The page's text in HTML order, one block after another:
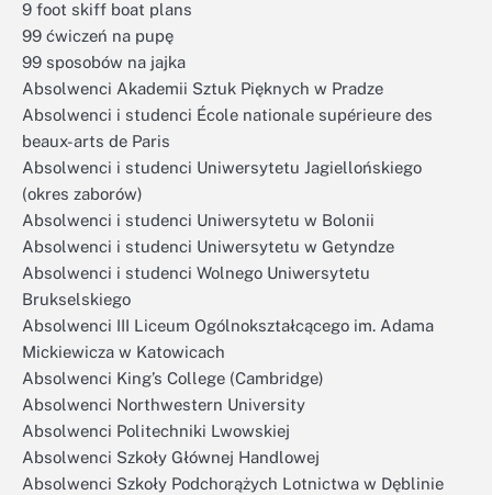
9 foot skiff boat plans
99 ćwiczeń na pupę
99 sposobów na jajka
Absolwenci Akademii Sztuk Pięknych w Pradze
Absolwenci i studenci École nationale supérieure des
beaux-arts de Paris
Absolwenci i studenci Uniwersytetu Jagiellońskiego
(okres zaborów)
Absolwenci i studenci Uniwersytetu w Bolonii
Absolwenci i studenci Uniwersytetu w Getyndze
Absolwenci i studenci Wolnego Uniwersytetu
Brukselskiego
Absolwenci III Liceum Ogólnokształcącego im. Adama
Mickiewicza w Katowicach
Absolwenci King’s College (Cambridge)
Absolwenci Northwestern University
Absolwenci Politechniki Lwowskiej
Absolwenci Szkoły Głównej Handlowej
Absolwenci Szkoły Podchorążych Lotnictwa w Dęblinie